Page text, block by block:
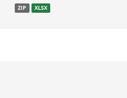
ZIP XLSX